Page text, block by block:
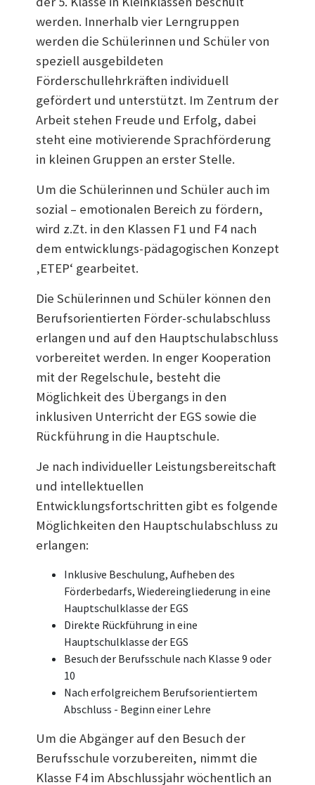
werden. Innerhalb vier Lerngruppen
werden die Schülerinnen und Schüler von
speziell ausgebildeten
Förderschullehrkräften individuell
gefördert und unterstützt. Im Zentrum der
Arbeit stehen Freude und Erfolg, dabei
steht eine motivierende Sprachförderung
in kleinen Gruppen an erster Stelle.
Um die Schülerinnen und Schüler auch im
sozial – emotionalen Bereich zu fördern,
wird z.Zt. in den Klassen F1 und F4 nach
dem entwicklungs-pädagogischen Konzept
‚ETEP‘ gearbeitet.
Die Schülerinnen und Schüler können den
Berufsorientierten Förder-schulabschluss
erlangen und auf den Hauptschulabschluss
vorbereitet werden. In enger Kooperation
mit der Regelschule, besteht die
Möglichkeit des Übergangs in den
inklusiven Unterricht der EGS sowie die
Rückführung in die Hauptschule.
Je nach individueller Leistungsbereitschaft
und intellektuellen
Entwicklungsfortschritten gibt es folgende
Möglichkeiten den Hauptschulabschluss zu
erlangen:
Inklusive Beschulung, Aufheben des
Förderbedarfs, Wiedereingliederung in eine
Hauptschulklasse der EGS
Direkte Rückführung in eine
Hauptschulklasse der EGS
Besuch der Berufsschule nach Klasse 9 oder
10
Nach erfolgreichem Berufsorientiertem
Abschluss - Beginn einer Lehre
Um die Abgänger auf den Besuch der
Berufsschule vorzubereiten, nimmt die
Klasse F4 im Abschlussjahr wöchentlich an